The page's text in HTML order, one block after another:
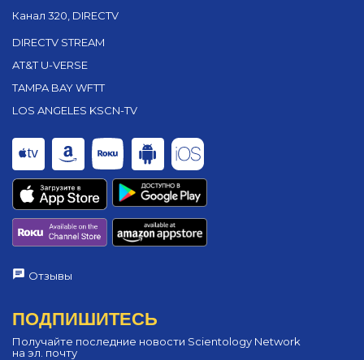
Канал 320, DIRECTV
DIRECTV STREAM
AT&T U-VERSE
TAMPA BAY WFTT
LOS ANGELES KSCN-TV
Отзывы
ПОДПИШИТЕСЬ
Получайте последние новости Scientology Network
на эл. почту